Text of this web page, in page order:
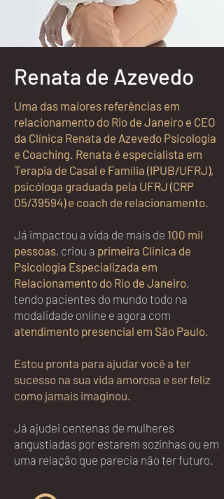
Renata de Azevedo
Uma das maiores referências em
relacionamento do Rio de Janeiro e CEO
da Clínica Renata de Azevedo Psicologia
e Coaching. Renata é especialista em
Terapia de Casal e Família (IPUB/UFRJ),
psicóloga graduada pela UFRJ (CRP
05/39594) e coach de relacionamento.
Já impactou a vida de mais de 100 mil
pessoas, criou a primeira Clínica de
Psicologia Especializada em
Relacionamento do Rio de Janeiro,
tendo pacientes do mundo todo na
modalidade online e agora com
atendimento presencial em São Paulo.
Estou pronta para ajudar você a ter
sucesso na sua vida amorosa e ser feliz
como jamais imaginou.
Já ajudei centenas de mulheres
angustiadas por estarem sozinhas ou em
uma relação que parecia não ter futuro.